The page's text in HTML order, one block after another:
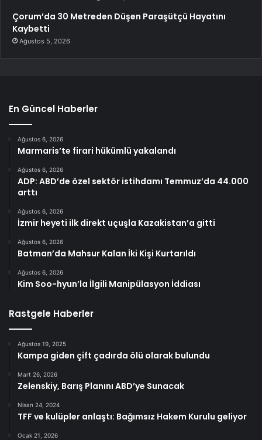
Çorum’da 30 Metreden Düşen Paraşütçü Hayatını
Kaybetti
Ağustos 5, 2026
En Güncel Haberler
Ağustos 6, 2026
Marmaris’te firari hükümlü yakalandı
Ağustos 6, 2026
ADP: ABD’de özel sektör istihdamı Temmuz’da 44.000
arttı
Ağustos 6, 2026
İzmir heyeti ilk direkt uçuşla Kazakistan’a gitti
Ağustos 6, 2026
Batman’da Mahsur Kalan İki Kişi Kurtarıldı
Ağustos 6, 2026
Kim Soo-hyun’la İlgili Manipülasyon İddiası
Rastgele Haberler
Ağustos 19, 2025
Kampa giden çift çadırda ölü olarak bulundu
Mart 26, 2026
Zelenskiy, Barış Planını ABD’ye Sunacak
Nisan 24, 2024
TFF ve kulüpler anlaştı: Bağımsız Hakem Kurulu geliyor
Ocak 21, 2026